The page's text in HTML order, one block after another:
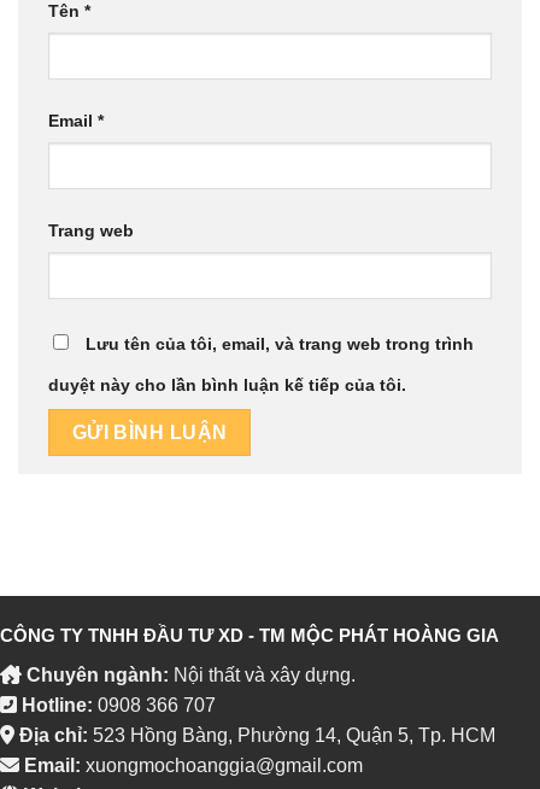
Tên *
Email *
Trang web
Lưu tên của tôi, email, và trang web trong trình
duyệt này cho lần bình luận kế tiếp của tôi.
CÔNG TY TNHH ĐẦU TƯ XD - TM MỘC PHÁT HOÀNG GIA
Chuyên ngành: Nội thất và xây dựng.
Hotline: 0908 366 707
Địa chỉ: 523 Hồng Bàng, Phường 14, Quận 5, Tp. HCM
Email: xuongmochoanggia@gmail.com